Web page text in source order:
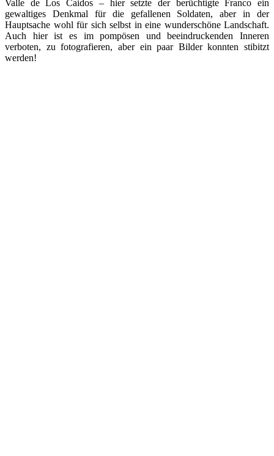
Valle de Los Caidos – hier setzte der berüchtigte Franco ein
gewaltiges Denkmal für die gefallenen Soldaten, aber in der
Hauptsache wohl für sich selbst in eine wunderschöne Landschaft.
Auch hier ist es im pompösen und beeindruckenden Inneren
verboten, zu fotografieren, aber ein paar Bilder konnten stibitzt
werden!